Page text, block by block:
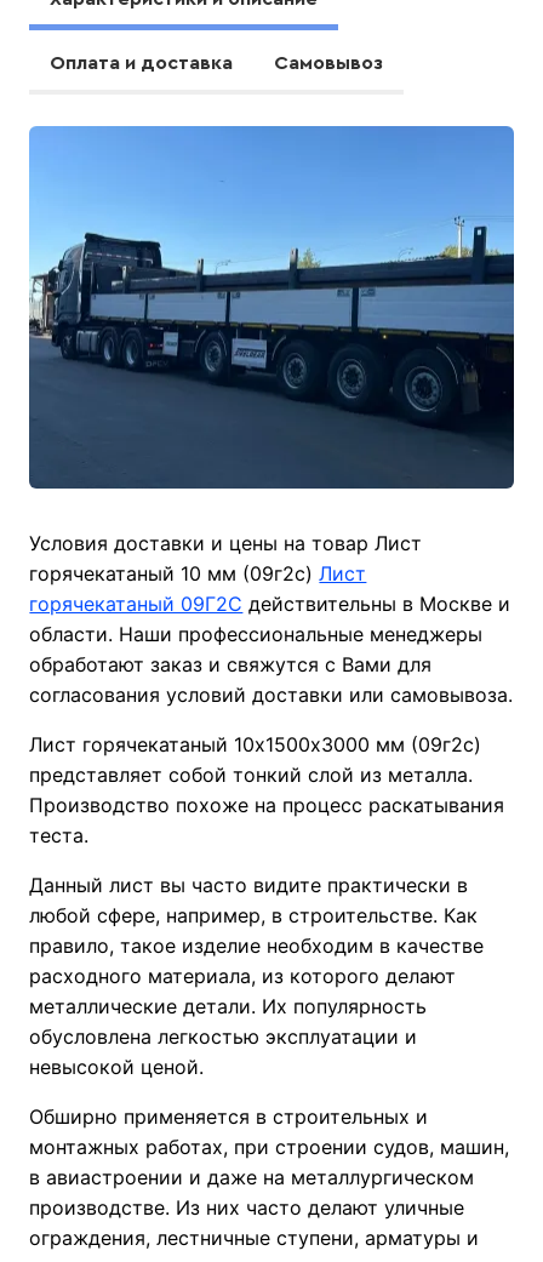
Оплата и доставка Самовывоз
Условия доставки и цены на товар Лист
горячекатаный 10 мм (09г2с)Лист
горячекатаный 09Г2С действительны в Москве и
области. Наши профессиональные менеджеры
обработают заказ и свяжутся с Вами для
согласования условий доставки или самовывоза.
Лист горячекатаный 10х1500х3000 мм (09г2с)
представляет собой тонкий слой из металла.
Производство похоже на процесс раскатывания
теста.
Данный лист вы часто видите практически в
любой сфере, например, в строительстве. Как
правило, такое изделие необходим в качестве
расходного материала, из которого делают
металлические детали. Их популярность
обусловлена легкостью эксплуатации и
невысокой ценой.
Обширно применяется в строительных и
монтажных работах, при строении судов, машин,
в авиастроении и даже на металлургическом
производстве. Из них часто делают уличные
ограждения, лестничные ступени, арматуры и